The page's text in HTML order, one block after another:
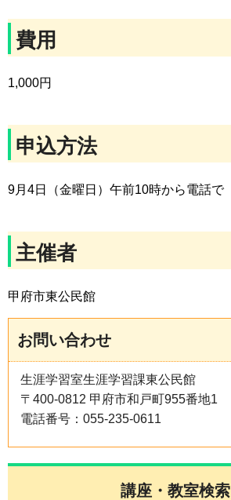
費用
1,000円
申込方法
9月4日（金曜日）午前10時から電話で
主催者
甲府市東公民館
お問い合わせ
生涯学習室生涯学習課東公民館
〒400-0812 甲府市和戸町955番地1
電話番号：055-235-0611
講座・教室検索